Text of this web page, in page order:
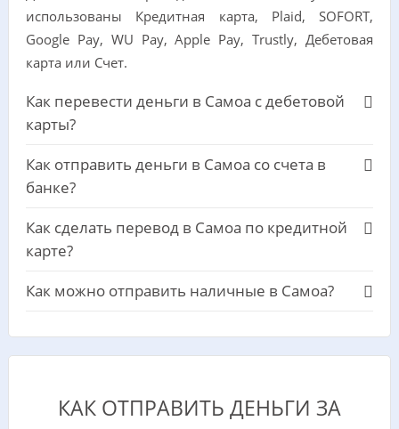
использованы Кредитная карта, Plaid, SOFORT,
Google Pay, WU Pay, Apple Pay, Trustly, Дебетовая
карта или Счет.
Как перевести деньги в Самоа с дебетовой
карты?
Как отправить деньги в Самоа со счета в
банке?
Как сделать перевод в Самоа по кредитной
карте?
Как можно отправить наличные в Самоа?
КАК ОТПРАВИТЬ ДЕНЬГИ ЗА